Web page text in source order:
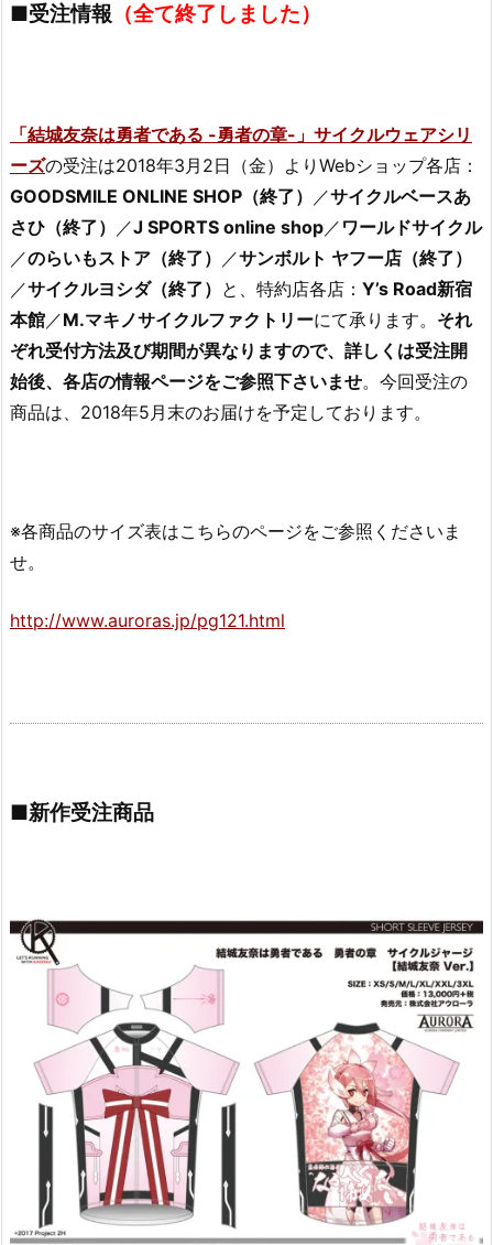
■受注情報 （全て終了しました）
「結城友奈は勇者である -勇者の章-」サイクルウェアシリ
ーズの受注は2018年3月2日（金）よりWebショップ各店：
GOODSMILE ONLINE SHOP（終了） ／サイクルベースあ
さひ（終了） ／J SPORTS online shop／ ワールドサイクル
／のらいもストア（終了） ／サンボルト ヤフー店（終了）
／サイクルヨシダ（終了） と、特約店各店： Y’s Road新宿
本館／M.マキノサイクルファクトリーにて承ります。 それ
ぞれ受付方法及び期間が異なりますので、詳しくは受注開
始後、各店の情報ページをご参照下さいませ。今回受注の
商品は、2018年5月末のお届けを予定しております。
※各商品のサイズ表はこちらのページをご参照くださいま
せ。
http://www.auroras.jp/pg121.html
■新作受注商品